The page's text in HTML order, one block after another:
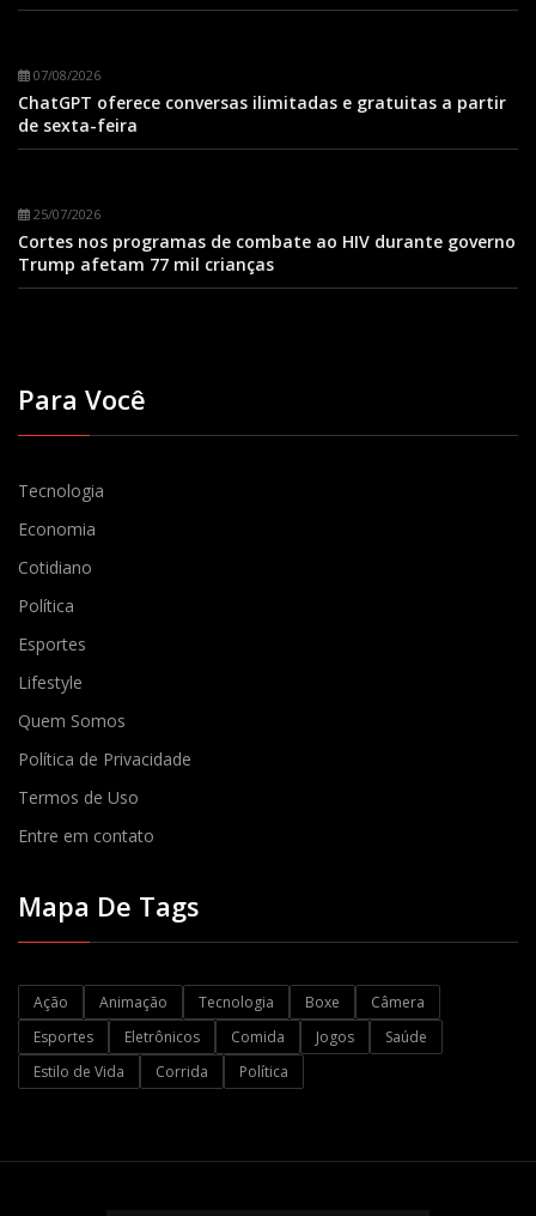
07/08/2026
ChatGPT oferece conversas ilimitadas e gratuitas a partir
de sexta-feira
25/07/2026
Cortes nos programas de combate ao HIV durante governo
Trump afetam 77 mil crianças
Para Você
Tecnologia
Economia
Cotidiano
Política
Esportes
Lifestyle
Quem Somos
Política de Privacidade
Termos de Uso
Entre em contato
Mapa De Tags
Ação Animação Tecnologia Boxe
Câmera
Esportes
Eletrônicos Comida Jogos
Saúde
Estilo de Vida
Corrida Política